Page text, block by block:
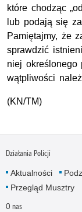
które chodząc
lub podają się
Pamiętajmy, że
sprawdzić
niej określonego
wątpliwości
(KN/TM)
Działania Policji
Aktualności
Przegląd Musztry
O nas